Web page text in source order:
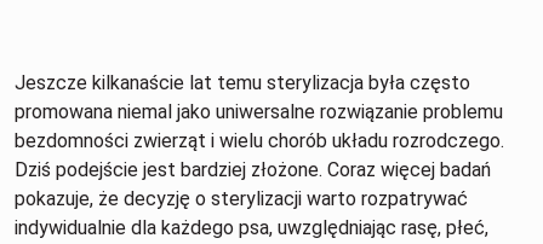
Jeszcze kilkanaście lat temu sterylizacja była często
promowana niemal jako uniwersalne rozwiązanie problemu
bezdomności zwierząt i wielu chorób układu rozrodczego.
Dziś podejście jest bardziej złożone. Coraz więcej badań
pokazuje, że decyzję o sterylizacji warto rozpatrywać
indywidualnie dla każdego psa, uwzględniając rasę, płeć,